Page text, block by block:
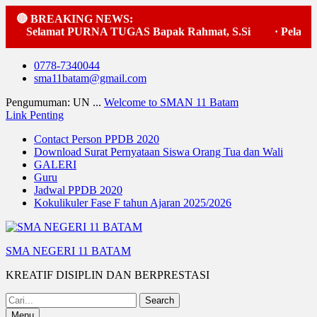
🔴 BREAKING NEWS:
Selamat PURNA TUGAS Bapak Rahmat, S.Si
Skip
0778-7340044
sma11batam@gmail.com
Pengumuman: UN ... Welcome to SMAN 11 Batam
Link Penting
Contact Person PPDB 2020
Download Surat Pernyataan Siswa Orang Tua dan Wali
GALERI
Guru
Jadwal PPDB 2020
Kokulikuler Fase F tahun Ajaran 2025/2026
SMA NEGERI 11 BATAM
KREATIF DISIPLIN DAN BERPRESTASI
Search
for: